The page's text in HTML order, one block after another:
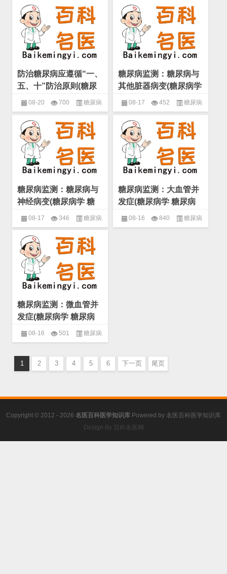
,糖尿病患者治疗中的误区,
尿病的治疗
,糖尿病患者治疗中的误区,
尿病的治疗
防治糖尿病应遵循“一、
五、十”防治原则(糖尿
病学 糖尿病患者治疗中
的误区)
08-20 700 糖尿病
,糖尿病患者治疗中的误区,
尿病的治疗
糖尿病监测：糖尿病与
其他脏器病变(糖尿病学
糖尿病患者的病情监测)
08-17 452 糖尿病
,糖尿病患者的病情监测 糖尿
病的治疗
糖尿病监测：糖尿病与
神经病变(糖尿病学 糖
尿病患者的病情监测)
08-17 346 糖尿病
,糖尿病患者的病情监测 糖尿
病的治疗
糖尿病监测：大血管并
发症(糖尿病学 糖尿病
患者的病情监测)
08-16 840 糖尿病
糖尿病监测：微血管并
发症(糖尿病学 糖尿病
患者的病情监测)
08-16 501 糖尿病
1 2 3 4 5 6 下一页 尾页
Copyright © 2012 - 2026 名医百科医学知识库 Powered by 名医百科医学知识库
Design By 百科名医网